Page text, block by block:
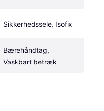
Sikkerhedssele, Isofix
Bærehåndtag,
Vaskbart betræk